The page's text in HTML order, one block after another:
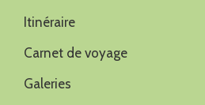
Itinéraire
Carnet de voyage
Galeries